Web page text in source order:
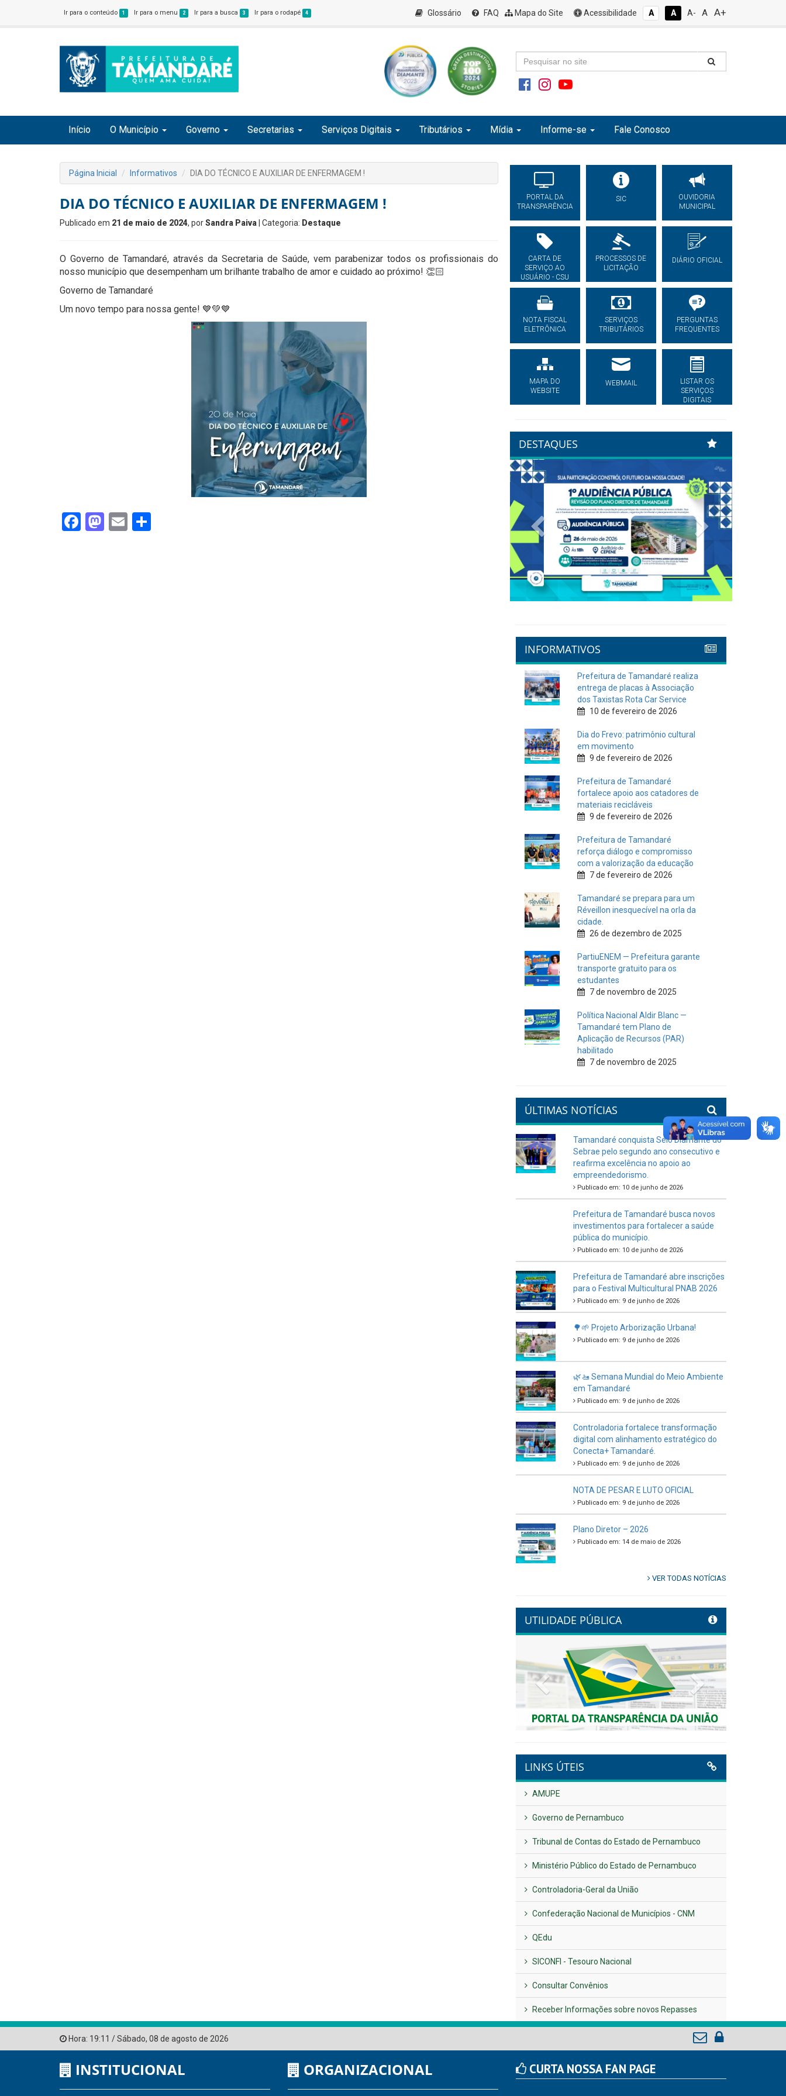
Ir para o conteúdo 1 Ir para o menu 2 Ir para a busca 3 Ir para o rodapé 4 Glossário FAQ Mapa do Site Acessibilidade A A A- A A+
Início O Município Governo Secretarias Serviços Digitais Tributários Mídia Informe-se Fale Conosco
Página Inicial Informativos DIA DO TÉCNICO E AUXILIAR DE ENFERMAGEM !
DIA DO TÉCNICO E AUXILIAR DE ENFERMAGEM !
Publicado em 21 de maio de 2024, porSandra Paiva | Categoria: Destaque
O Governo de Tamandaré, através da Secretaria de Saúde, vem parabenizar todos os profissionais do
nosso município que desempenham um brilhante trabalho de amor e cuidado ao próximo! 👏🏻
Governo de Tamandaré
Um novo tempo para nossa gente! 💙💚💙
Facebook
Mastodon
Email
PORTAL DA
TRANSPARÊNCIA
SIC
OUVIDORIA
MUNICIPAL
CARTA DE
SERVIÇO AO
USUÁRIO - CSU
PROCESSOS DE
LICITAÇÃO
DIÁRIO OFICIAL
NOTA FISCAL
ELETRÔNICA
SERVIÇOS
TRIBUTÁRIOS
PERGUNTAS
FREQUENTES
MAPA DO
WEBSITE
WEBMAIL
LISTAR OS
SERVIÇOS
DIGITAIS
DESTAQUES
Previous Next
INFORMATIVOS
Prefeitura de Tamandaré realiza
entrega de placas à Associação
dos Taxistas Rota Car Service
10 de fevereiro de 2026
Dia do Frevo: patrimônio cultural
em movimento
9 de fevereiro de 2026
Prefeitura de Tamandaré
fortalece apoio aos catadores de
materiais recicláveis
9 de fevereiro de 2026
Prefeitura de Tamandaré
reforça diálogo e compromisso
com a valorização da educação
7 de fevereiro de 2026
Tamandaré se prepara para um
Réveillon inesquecível na orla da
cidade.
26 de dezembro de 2025
PartiuENEM — Prefeitura garante
transporte gratuito para os
estudantes
7 de novembro de 2025
Política Nacional Aldir Blanc —
Tamandaré tem Plano de
Aplicação de Recursos (PAR)
habilitado
7 de novembro de 2025
ÚLTIMAS NOTÍCIAS
Tamandaré conquista Selo Diamante do
Sebrae pelo segundo ano consecutivo e
reafirma excelência no apoio ao
empreendedorismo.
Publicado em: 10 de junho de 2026
Prefeitura de Tamandaré busca novos
investimentos para fortalecer a saúde
pública do município.
Publicado em: 10 de junho de 2026
Prefeitura de Tamandaré abre inscrições
para o Festival Multicultural PNAB 2026
Publicado em: 9 de junho de 2026
🌳🌱 Projeto Arborização Urbana!
Publicado em: 9 de junho de 2026
🌿🚤 Semana Mundial do Meio Ambiente
em Tamandaré
Publicado em: 9 de junho de 2026
Controladoria fortalece transformação
digital com alinhamento estratégico do
Conecta+ Tamandaré.
Publicado em: 9 de junho de 2026
NOTA DE PESAR E LUTO OFICIAL
Publicado em: 9 de junho de 2026
Plano Diretor – 2026
Publicado em: 14 de maio de 2026
VER TODAS NOTÍCIAS
UTILIDADE PÚBLICA
Previous Next
LINKS ÚTEIS
AMUPE
Governo de Pernambuco
Tribunal de Contas do Estado de Pernambuco
Ministério Público do Estado de Pernambuco
Controladoria-Geral da União
Confederação Nacional de Municípios - CNM
QEdu
SICONFI - Tesouro Nacional
Consultar Convênios
Receber Informações sobre novos Repasses
Hora: 19:11 /Sábado, 08 de agosto de 2026
INSTITUCIONAL ORGANIZACIONAL CURTA NOSSA FAN PAGE